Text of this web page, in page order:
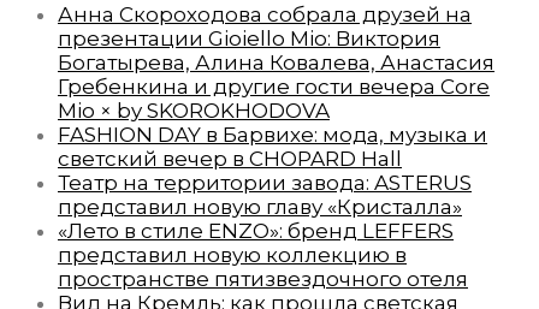
Анна Скороходова собрала друзей на
презентации Gioiello Mio: Виктория
Богатырева, Алина Ковалева, Анастасия
Гребенкина и другие гости вечера Core
Mio × by SKOROKHODOVA
FASHION DAY в Барвихе: мода, музыка и
светский вечер в CHOPARD Hall
Театр на территории завода: ASTERUS
представил новую главу «Кристалла»
«Лето в стиле ENZO»: бренд LEFFERS
представил новую коллекцию в
пространстве пятизвездочного отеля
Вид на Кремль: как прошла светская